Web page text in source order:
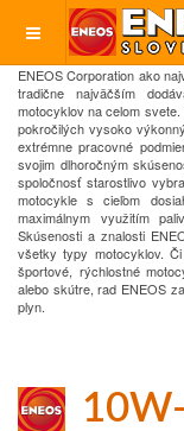
ENEOS Corporation ako
tradične najväčším
motocyklov na celom svete.
pokročilých vysoko
extrémne pracovné
svojim dlhoročným
spoločnosť starostlivo
motocykle s cieľom
maximálnym využitím
Skúsenosti a znalosti
všetky typy motocyklov.
športové, rýchlostné
alebo skútre, rad ENEOS
plyn.